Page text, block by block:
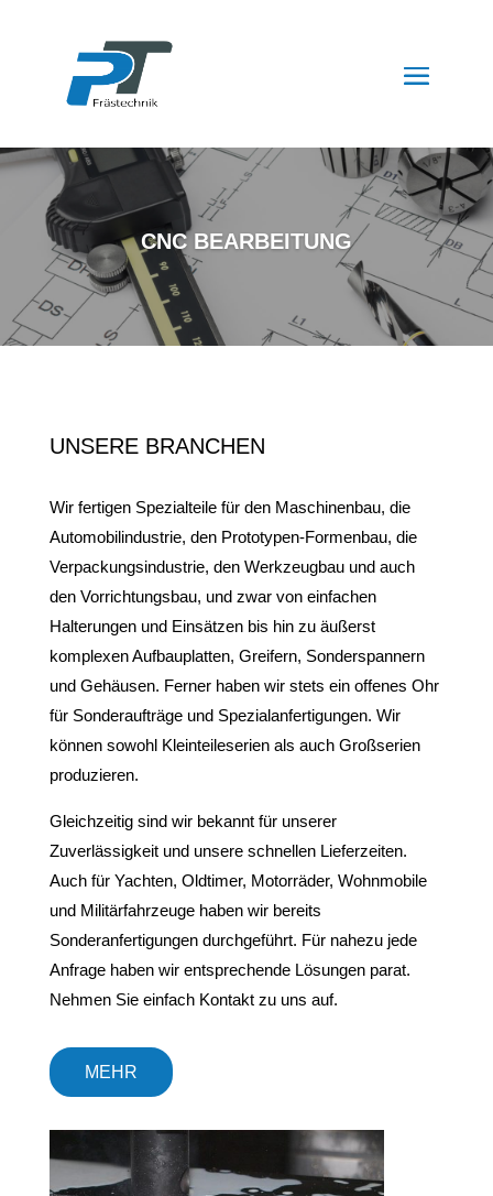
CNC BEARBEITUNG
UNSERE BRANCHEN
Wir fertigen Spezialteile für den Maschinenbau, die
Automobilindustrie, den Prototypen-Formenbau, die
Verpackungsindustrie, den Werkzeugbau und auch
den Vorrichtungsbau, und zwar von einfachen
Halterungen und Einsätzen bis hin zu äußerst
komplexen Aufbauplatten, Greifern, Sonderspannern
und Gehäusen. Ferner haben wir stets ein offenes Ohr
für Sonderaufträge und Spezialanfertigungen. Wir
können sowohl Kleinteileserien als auch Großserien
produzieren.
Gleichzeitig sind wir bekannt für unserer
Zuverlässigkeit und unsere schnellen Lieferzeiten.
Auch für Yachten, Oldtimer, Motorräder, Wohnmobile
und Militärfahrzeuge haben wir bereits
Sonderanfertigungen durchgeführt. Für nahezu jede
Anfrage haben wir entsprechende Lösungen parat.
Nehmen Sie einfach Kontakt zu uns auf.
MEHR